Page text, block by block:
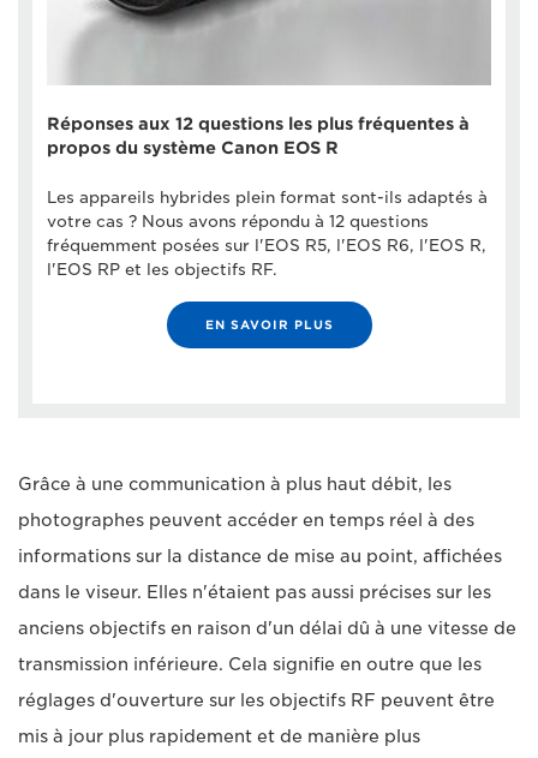
Réponses aux 12 questions les plus fréquentes à
propos du système Canon EOS R
Les appareils hybrides plein format sont-ils adaptés à
votre cas ? Nous avons répondu à 12 questions
fréquemment posées sur l'EOS R5, l'EOS R6, l'EOS R,
l'EOS RP et les objectifs RF.
EN SAVOIR PLUS
Grâce à une communication à plus haut débit, les
photographes peuvent accéder en temps réel à des
informations sur la distance de mise au point, affichées
dans le viseur. Elles n'étaient pas aussi précises sur les
anciens objectifs en raison d'un délai dû à une vitesse de
transmission inférieure. Cela signifie en outre que les
réglages d'ouverture sur les objectifs RF peuvent être
mis à jour plus rapidement et de manière plus